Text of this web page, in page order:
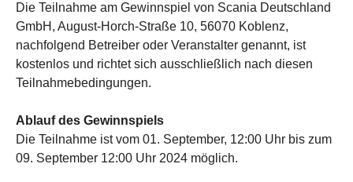
Die Teilnahme am Gewinnspiel von Scania Deutschland
GmbH, August-Horch-Straße 10, 56070 Koblenz,
nachfolgend Betreiber oder Veranstalter genannt, ist
kostenlos und richtet sich ausschließlich nach diesen
Teilnahmebedingungen.
Ablauf des Gewinnspiels
Die Teilnahme ist vom 01. September, 12:00 Uhr bis zum
09. September 12:00 Uhr 2024 möglich.